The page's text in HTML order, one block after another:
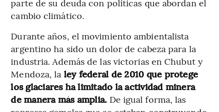
parte de su deuda con políticas que abordan el
cambio climático.
Durante años, el movimiento ambientalista
argentino ha sido un dolor de cabeza para la
industria. Además de las victorias en Chubut y
Mendoza, la ley federal de 2010 que protege
los glaciares ha limitado la actividad minera
de manera más amplia. De igual forma, las